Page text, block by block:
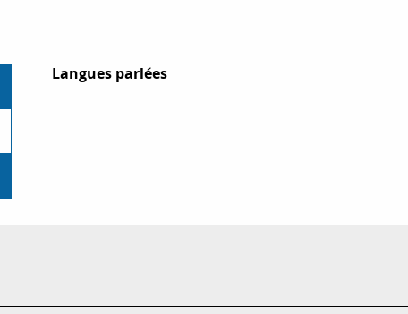
Langues parlées
Langues parlées